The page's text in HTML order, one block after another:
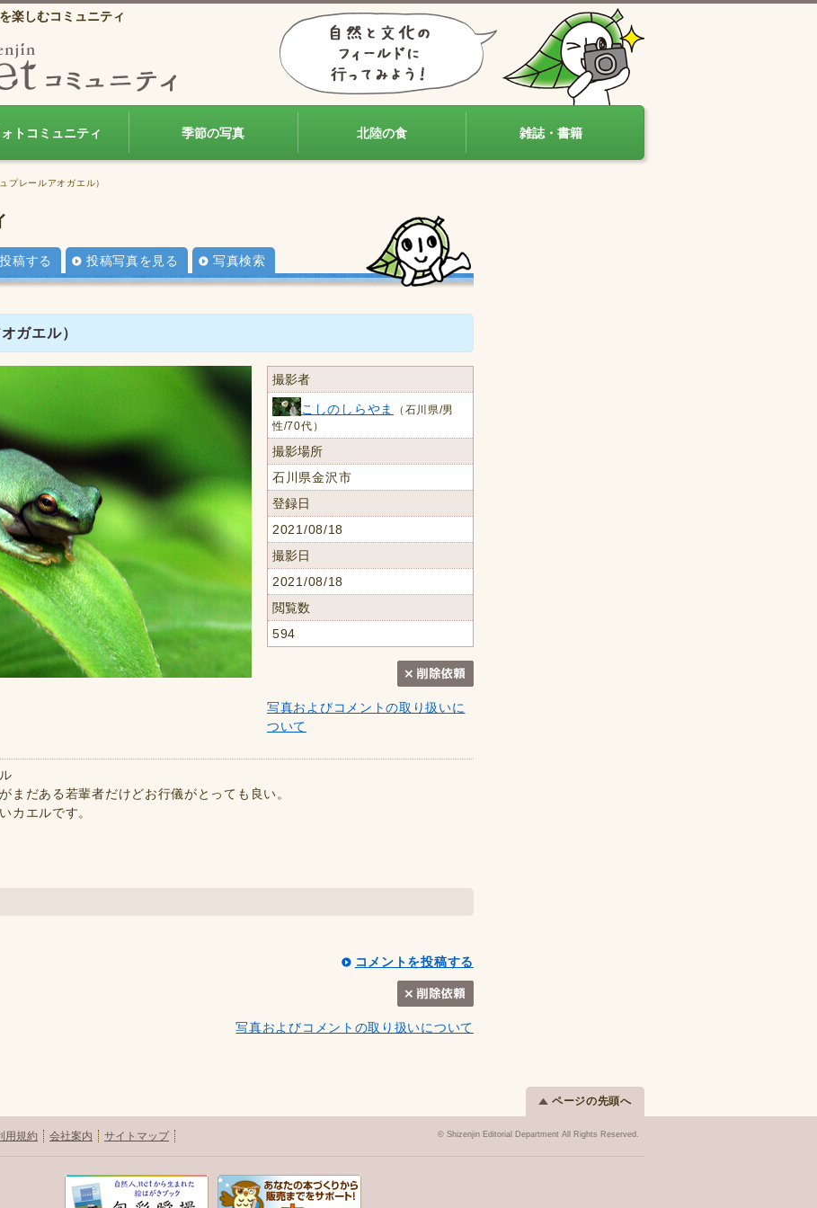
楽しむコミュニティ
トコミュニティ 季節の写真 北陸の食 雑誌・書籍
プレールアオガエル）
投稿する 投稿写真を見る 写真検索
ガエル）
撮影者
こしのしらやま
（石川県/男
性/70代）
撮影場所
石川県金沢市
登録日
2021/08/18
撮影日
2021/08/18
閲覧数
594
写真およびコメントの取り扱いに
ついて
まだある若輩者だけどお行儀がとっても良い。
カエルです。
コメントを投稿する
写真およびコメントの取り扱いについて
ページの先頭へ
用規約 会社案内 サイトマップ © Shizenjin Editorial Department All Rights Reserved.